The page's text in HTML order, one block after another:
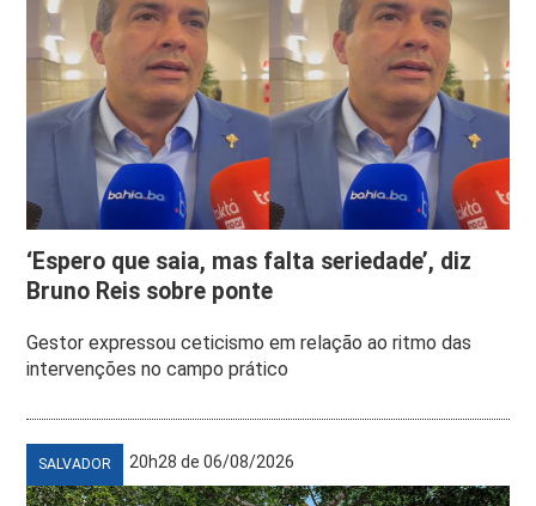
‘Espero que saia, mas falta seriedade’, diz
Bruno Reis sobre ponte
Gestor expressou ceticismo em relação ao ritmo das
intervenções no campo prático
SALVADOR 20h28 de 06/08/2026